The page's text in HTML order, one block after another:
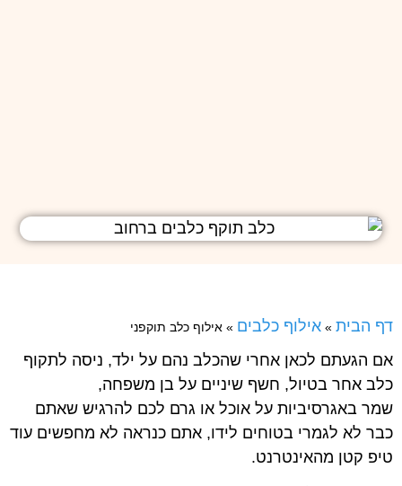
דף הבית » אילוף כלבים » אילוף כלב תוקפני
אם הגעתם לכאן אחרי שהכלב נהם על ילד, ניסה לתקוף
כלב אחר בטיול, חשף שיניים על בן משפחה,
שמר באגרסיביות על אוכל או גרם לכם להרגיש שאתם
כבר לא לגמרי בטוחים לידו, אתם כנראה לא מחפשים עוד
טיפ קטן מהאינטרנט.